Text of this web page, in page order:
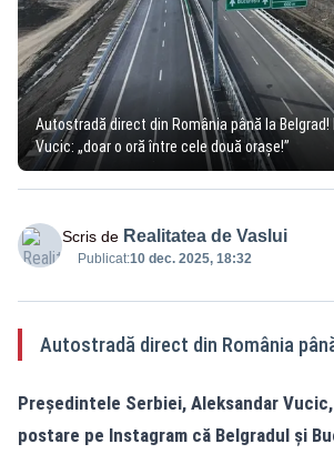
Autostradă direct din România până la Belgrad!
Vucic: „doar o oră între cele două oraşe!”
Scris de Realitatea de Vaslui
Publicat:10 dec. 2025, 18:32
Autostradă direct din România
Preşedintele Serbiei, Aleksandar
postare pe Instagram că Belgradul şi